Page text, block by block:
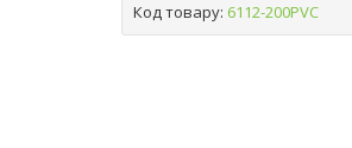
Код товару: 6112-200PVC